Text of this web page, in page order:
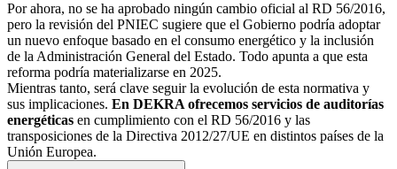
Por ahora, no se ha aprobado ningún cambio oficial al RD 56/2016,
pero la revisión del PNIEC sugiere que el Gobierno podría adoptar
un nuevo enfoque basado en el consumo energético y la inclusión
de la Administración General del Estado. Todo apunta a que esta
reforma podría materializarse en 2025.
Mientras tanto, será clave seguir la evolución de esta normativa y
sus implicaciones. En DEKRA ofrecemos servicios de auditorías
energéticas en cumplimiento con el RD 56/2016 y las
transposiciones de la Directiva 2012/27/UE en distintos países de la
Unión Europea.